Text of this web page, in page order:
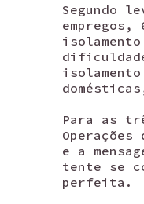
Segundo
empregos,
Para as
e a
tente se
perfeita.